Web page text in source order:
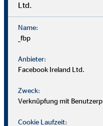
Bei uns findest du
Flexibilität. Teamarbeit
Mittelpunkt. Dein Alltag ist
individuelle Lösungen
unterstützt du
Entscheidungen zu treffen.
Ltd.
Name:
_fbp
Anbieter:
Facebook Ireland Ltd.
Zweck:
Verknüpfung mit
Cookie Laufzeit: